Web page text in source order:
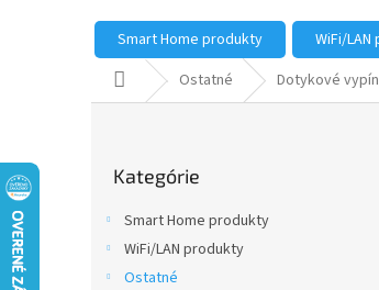
Smart Home produkty WiFi/
Domov Ostatné Dotykové
kategórie
Kategórie
Smart Home produkty
WiFi/LAN produkty
Ostatné